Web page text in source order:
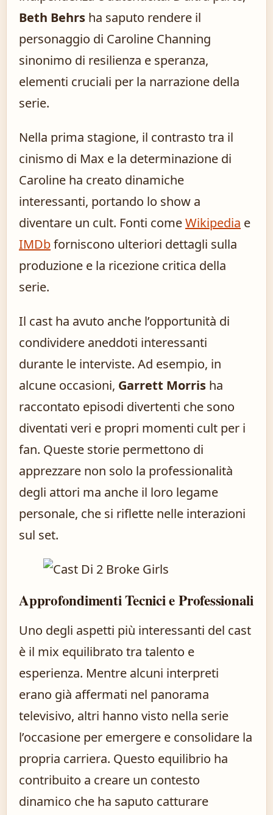
Beth Behrs ha saputo rendere il
personaggio di Caroline Channing
sinonimo di resilienza e speranza,
elementi cruciali per la narrazione della
serie.
Nella prima stagione, il contrasto tra il
cinismo di Max e la determinazione di
Caroline ha creato dinamiche
interessanti, portando lo show a
diventare un cult. Fonti comeWikipedia e
IMDbforniscono ulteriori dettagli sulla
produzione e la ricezione critica della
serie.
Il cast ha avuto anche l’opportunità di
condividere aneddoti interessanti
durante le interviste. Ad esempio, in
alcune occasioni, Garrett Morris ha
raccontato episodi divertenti che sono
diventati veri e propri momenti cult per i
fan. Queste storie permettono di
apprezzare non solo la professionalità
degli attori ma anche il loro legame
personale, che si riflette nelle interazioni
sul set.
Approfondimenti Tecnici e Professionali
Uno degli aspetti più interessanti del cast
è il mix equilibrato tra talento e
esperienza. Mentre alcuni interpreti
erano già affermati nel panorama
televisivo, altri hanno visto nella serie
l’occasione per emergere e consolidare la
propria carriera. Questo equilibrio ha
contribuito a creare un contesto
dinamico che ha saputo catturare